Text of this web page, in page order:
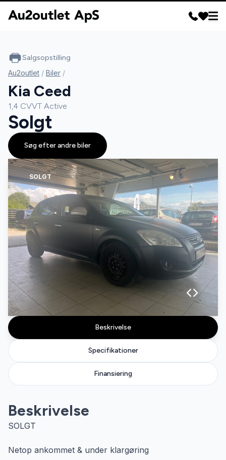
SOLGT
Specifikationer
Beskrivelse
Finansiering
Beskrivelse
SOLGT
Netop ankommet & under klargøring
Salgsopstilling
Au2outlet / Biler /
Kia Ceed
1,4 CVVT Active
Solgt
Søg efter andre biler